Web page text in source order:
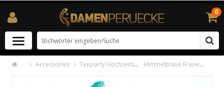
0
Accessories Teeparty Hochzeitshüte Himmelblaue Frauen Tea Party Stirnband Kentucky Derby Hochzeit C